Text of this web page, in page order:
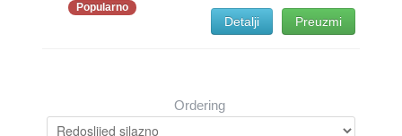
Popularno
Preuzmi
Detalji
Ordering